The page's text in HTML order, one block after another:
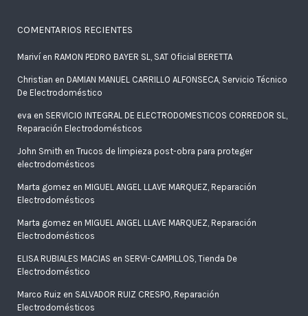
COMENTARIOS RECIENTES
Marivíen RAMON PEDRO BAYER SL, SAT Oficial BERETTA
Christian en DAMIAN MANUEL CARRILLO ALFONSECA, Servicio Técnico
De Electrodoméstico
eva en SERVICIO INTEGRAL DE ELECTRODOMESTICOS CORREDOR SL,
Reparación Electrodomésticos
John Smith en Trucos de limpieza post-obra para proteger
electrodomésticos
Marta gomez en MIGUEL ANGEL LLAVE MARQUEZ, Reparación
Electrodomésticos
Marta gomez en MIGUEL ANGEL LLAVE MARQUEZ, Reparación
Electrodomésticos
ELISA RUBIALES MACIAS en SERVI-CAMPILLOS, Tienda De
Electrodoméstico
Marco Ruiz en SALVADOR RUIZ CRESPO, Reparación
Electrodomésticos